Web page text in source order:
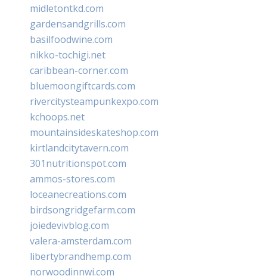
midletontkd.com
gardensandgrills.com
basilfoodwine.com
nikko-tochigi.net
caribbean-corner.com
bluemoongiftcards.com
rivercitysteampunkexpo.com
kchoops.net
mountainsideskateshop.com
kirtlandcitytavern.com
301nutritionspot.com
ammos-stores.com
loceanecreations.com
birdsongridgefarm.com
joiedevivblog.com
valera-amsterdam.com
libertybrandhemp.com
norwoodinnwi.com